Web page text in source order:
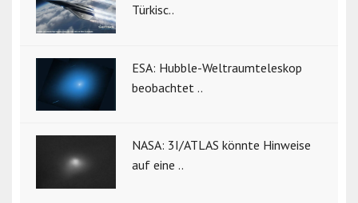
Türkisc..
ESA: Hubble-Weltraumteleskop
beobachtet ..
NASA: 3I/ATLAS könnte Hinweise
auf eine ..